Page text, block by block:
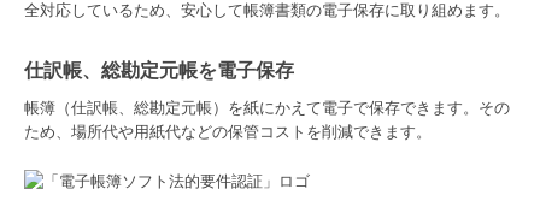
全対応しているため、安心して帳簿書類の電子保存に取り組めます。
仕訳帳、総勘定元帳を電子保存
帳簿（仕訳帳、総勘定元帳）を紙にかえて電子で保存できます。その
ため、場所代や用紙代などの保管コストを削減できます。